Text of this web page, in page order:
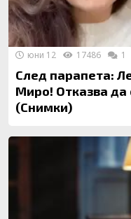
След парапета:
Миро! Отказва
(Снимки)
юни 12 17486 1